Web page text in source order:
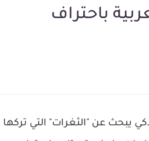
يبحث عن "الثغرات" التي تركها